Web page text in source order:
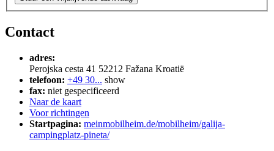
Contact
adres:
Perojska cesta 41 52212 Fažana Kroatië
telefoon: +49 30... show
fax: niet gespecificeerd
Naar de kaart
Voor richtingen
Startpagina: meinmobilheim.de/mobilheim/galija-
campingplatz-pineta/